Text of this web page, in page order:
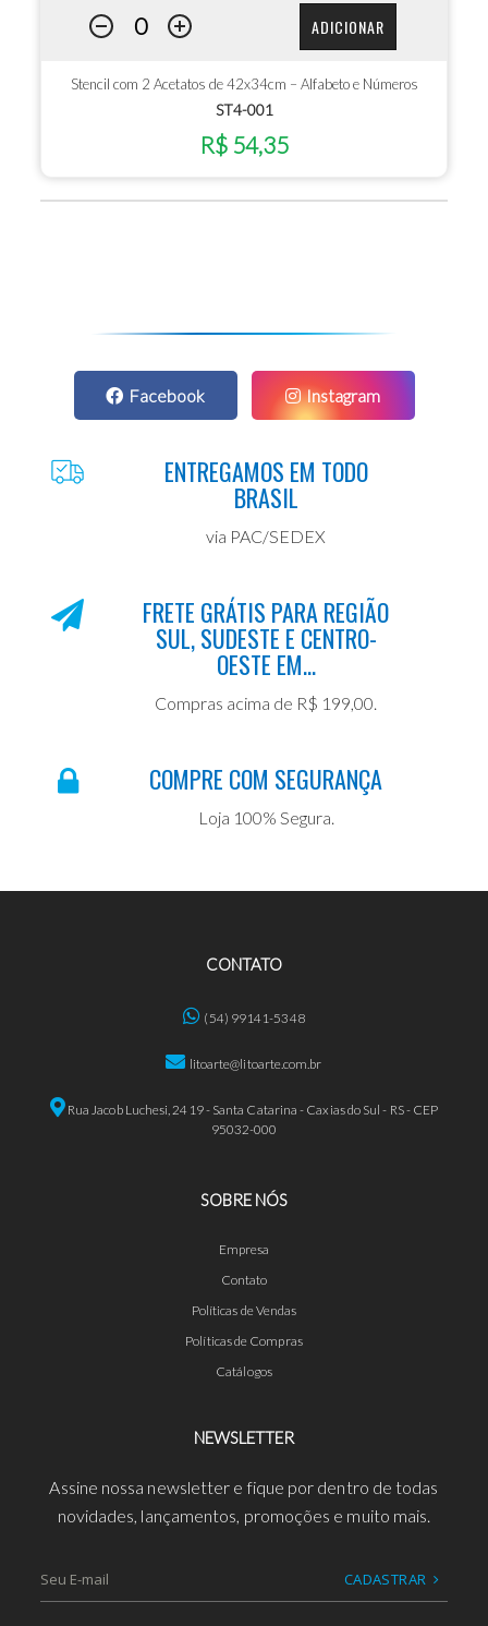
ADICIONAR
Stencil com 2 Acetatos de 42x34cm – Alfabeto e Números
ST4-001
R$ 54,35
Facebook Instagram
ENTREGAMOS EM TODO
BRASIL
via PAC/SEDEX
FRETE GRÁTIS PARA REGIÃO
SUL, SUDESTE E CENTRO-
OESTE EM...
Compras acima de R$ 199,00.
COMPRE COM SEGURANÇA
Loja 100% Segura.
CONTATO
(54) 99141-5348
litoarte@litoarte.com.br
Rua Jacob Luchesi, 2419 - Santa Catarina - Caxias do Sul - RS - CEP
95032-000
SOBRE NÓS
Empresa
Contato
Políticas de Vendas
Políticas de Compras
Catálogos
NEWSLETTER
Assine nossa newsletter e fique por dentro de todas
novidades, lançamentos, promoções e muito mais.
CADASTRAR